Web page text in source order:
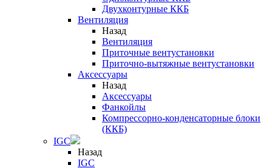
Двухконтурные ККБ
Вентиляция
Назад
Вентиляция
Приточные вентустановки
Приточно-вытяжные вентустановки
Аксессуары
Назад
Аксессуары
Фанкойлы
Компрессорно-конденсаторные блоки
(ККБ)
IGC
Назад
IGC